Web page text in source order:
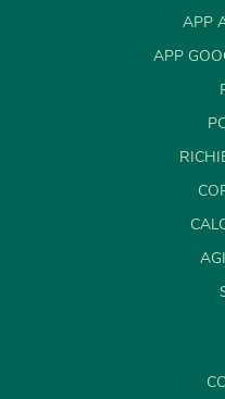
APP
APP